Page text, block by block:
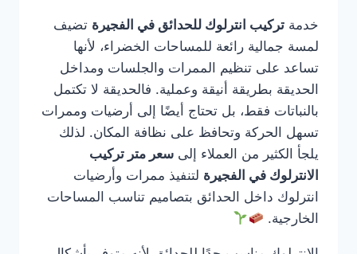
خدمة تركيب انترلوك للحدائق في الفجيرة تضيف
لمسة جمالية رائعة للمساحات الخضراء، لأنها
تساعد على تنظيم الممرات والجلسات ومداخل
الحديقة بطريقة أنيقة وعملية. فالحديقة لا تكتمل
بالنباتات فقط، بل تحتاج أيضًا إلى أرضيات وممرات
تسهل الحركة وتحافظ على نظافة المكان. لذلك
يلجأ الكثير من العملاء إلى سعر متر تركيب
الانترلوك في الفجيرة لتنفيذ ممرات وأرضيات
انترلوك داخل الحدائق بتصاميم تناسب المساحات
الخارجية.